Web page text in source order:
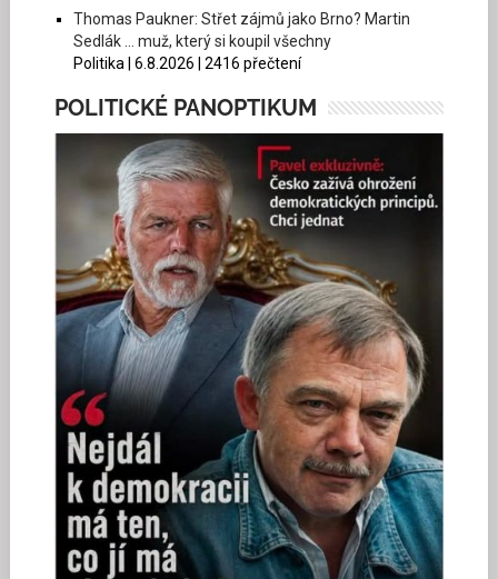
Thomas Paukner: Střet zájmů jako Brno? Martin
Sedlák … muž, který si koupil všechny
Politika | 6.8.2026 | 2416 přečtení
POLITICKÉ PANOPTIKUM